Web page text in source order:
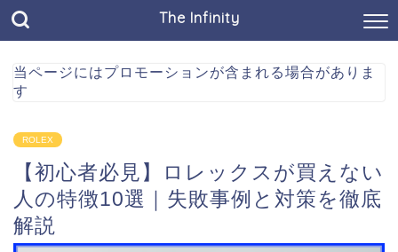
The Infinity
当ページにはプロモーションが含まれる場合がありま
す
ROLEX
【初心者必見】ロレックスが買えない
人の特徴10選｜失敗事例と対策を徹底
解説